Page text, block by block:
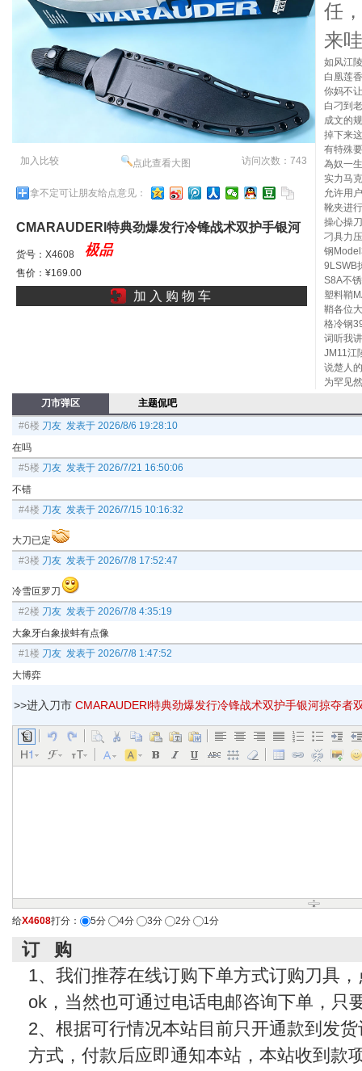
加入比较 点此查看大图 访问次数：743
拿不定可让朋友给点意见：
CMARAUDERl特典劲爆发行冷锋战术双护手银河
掠夺者双联炮台大博弈
货号：X4608
售价：¥169.00
加 入 购 物 车
任
来
如风江
白凰莲
你妈不
白刁到
成文的
掉下来
有特殊
為奴一
实力马
允许用
靴夹进
操心操
刁具力
钢
9LSWB
S8A不
塑料鞘
鞘各位
格冷钢
词听我
JM11江
说楚人
为罕见
刀市弹区
主题侃吧
#6楼 刀友 发表于 2026/8/6 19:28:10
在吗
#5楼 刀友 发表于 2026/7/21 16:50:06
不错
#4楼 刀友 发表于 2026/7/15 10:16:32
大刀已定
#3楼 刀友 发表于 2026/7/8 17:52:47
冷雪叵罗刀
#2楼 刀友 发表于 2026/7/8 4:35:19
大象牙白象拔蚌有点像
#1楼 刀友 发表于 2026/7/8 1:47:52
大博弈
>>进入刀市 CMARAUDERl特典劲爆发行冷锋战术双护手银河掠夺者
给X4608打分： 5分 4分 3分 2分 1分
订 购
1、我们推荐在线订购下单方式订购刀具，
ok，当然也可通过电话电邮咨询下单，只
2、根据可行情况本站目前只开通款到发
方式，付款后应即通知本站，本站收到款